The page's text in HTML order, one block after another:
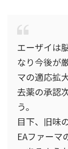
エーザイは
なり今後が
マの適応拡
去薬の承認
う。
目下、旧味
EAファーマ